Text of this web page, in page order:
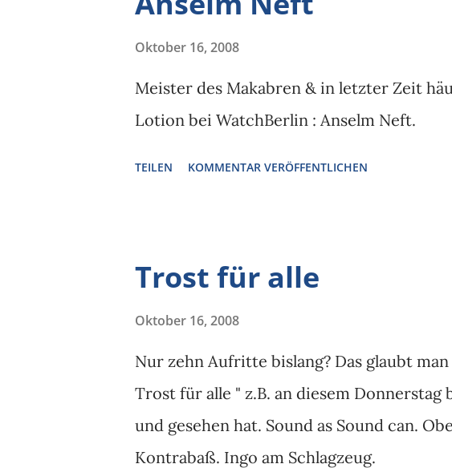
Oktober 16, 2008
Meister des Makabren & in letzter Zeit
Lotion bei WatchBerlin : Anselm Neft.
TEILEN KOMMENTAR VERÖFFENTLICHEN
Trost für alle
Oktober 16, 2008
Nur zehn Aufritte bislang? Das glaubt
Trost für alle " z.B. an diesem
und gesehen hat. Sound as Sound can.
Kontrabaß. Ingo am Schlagzeug.